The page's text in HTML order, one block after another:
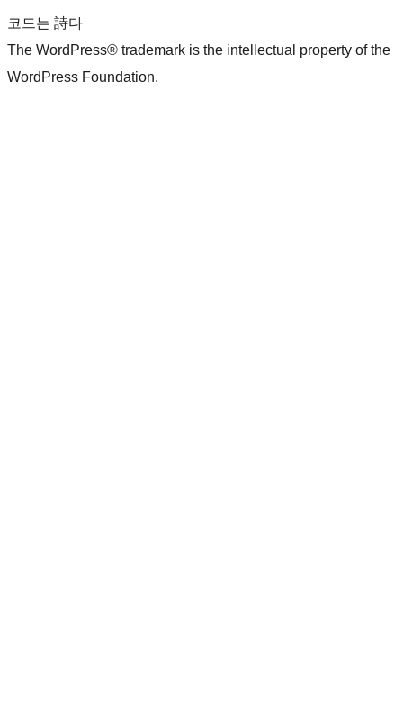
코드는 詩다
The WordPress® trademark is the intellectual property of the
WordPress Foundation.